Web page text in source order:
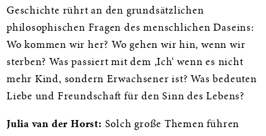
Geschichte rührt an den grundsätzlichen
philosophischen Fragen des menschlichen Daseins:
Wo kommen wir her? Wo gehen wir hin, wenn wir
sterben? Was passiert mit dem ‚Ich‘ wenn es nicht
mehr Kind, sondern Erwachsener ist? Was bedeuten
Liebe und Freundschaft für den Sinn des Lebens?
Julia van der Horst: Solch große Themen führen